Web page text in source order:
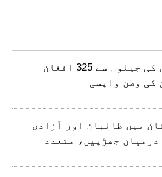
پاکستان کی جیلوں سے 325 افغان
کی وطن واپسی
میں طالبان اور آزادی
درمیان جھڑپیں، متعدد